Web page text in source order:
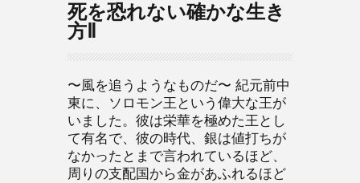
死を恐れない確かな生き
方Ⅱ
〜風を追うようなものだ〜 紀元前中
東に、ソロモン王という偉大な王が
いました。彼は栄華を極めた王とし
て有名で、彼の時代、銀は値打ちが
なかったとまで言われているほど、
周りの支配国から金があふれるほど